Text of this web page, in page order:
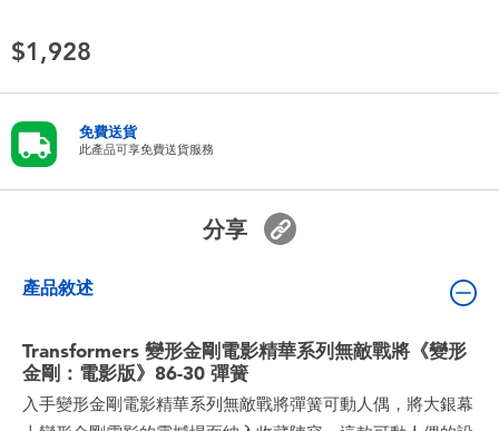
夏日
盲盒
角色收藏
生活雜貨
$1,928
免費送貨
此產品可享免費送貨服務
分享
產品敘述
Transformers 變形金剛電影精華系列無敵戰將《變形
金剛：電影版》86-30 彈簧
入手變形金剛電影精華系列無敵戰將彈簧可動人偶，將大銀幕